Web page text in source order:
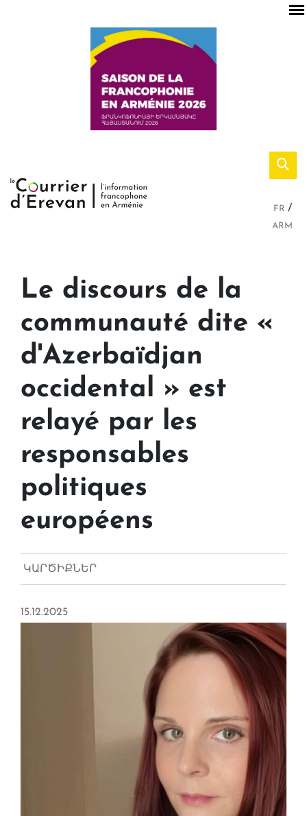
FR
ARM
Le discours de la
communauté dite «
d'Azerbaïdjan
occidental » est
relayé par les
responsables
politiques
européens
ԿԱՐԾԻՔՆԵՐ
15.12.2025